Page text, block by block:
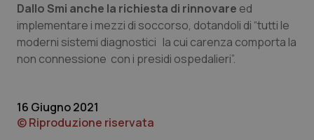
Marche
Piemonte
Donna & Salute
HIV
Dallo Smi anche la richiesta di rinnovare ed
implementare i mezzi di soccorso, dotandoli di “tutti le
moderni sistemi diagnostici la cui carenza comporta la
non connessione con i presidi ospedalieri”.
16 Giugno 2021
© Riproduzione riservata